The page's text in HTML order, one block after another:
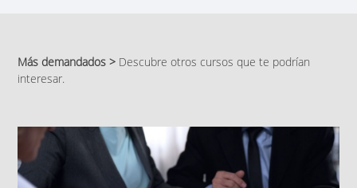
Más demandados > Descubre otros cursos que te podrían
interesar.